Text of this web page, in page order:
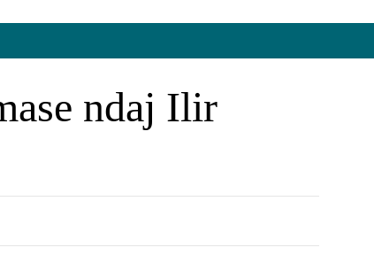
ndaj Ilir